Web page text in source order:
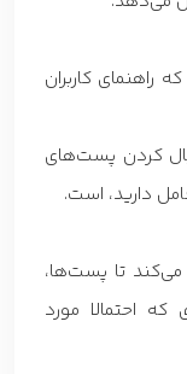
کاربران
کردن پست‌های
دارید، است.
تا پست‌ها،
احتمالا مورد